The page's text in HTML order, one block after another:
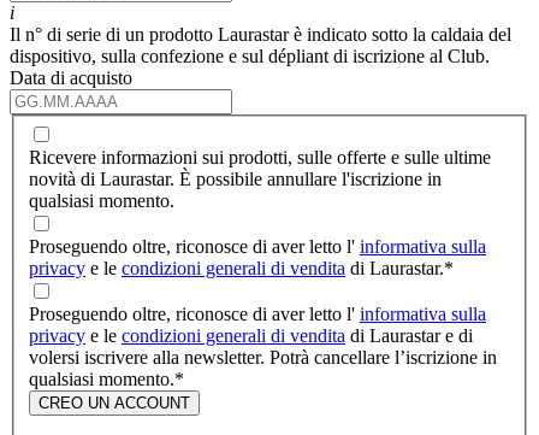
i
Il n° di serie di un prodotto Laurastar è indicato sotto la caldaia del
dispositivo, sulla confezione e sul dépliant di iscrizione al Club.
Data di acquisto
Ricevere informazioni sui prodotti, sulle offerte e sulle ultime
novità di Laurastar. È possibile annullare l'iscrizione in
qualsiasi momento.
Proseguendo oltre, riconosce di aver letto l' informativa sulla
privacy e le condizioni generali di vendita di Laurastar.*
Proseguendo oltre, riconosce di aver letto l' informativa sulla
privacy e le condizioni generali di vendita di Laurastar e di
volersi iscrivere alla newsletter. Potrà cancellare l’iscrizione in
qualsiasi momento.*
CREO UN ACCOUNT